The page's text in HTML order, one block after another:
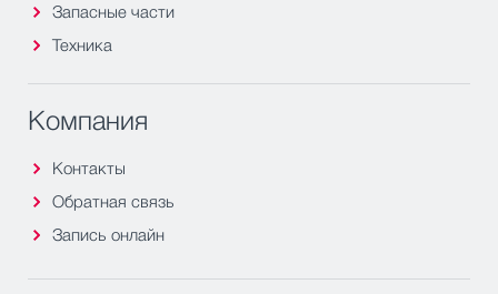
Запасные части
Техника
Компания
Контакты
Обратная связь
Запись онлайн